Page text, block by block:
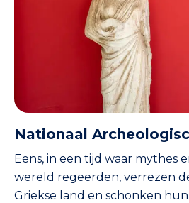
de hele wereld aan.
Plaka De geschiedenis van de
Nationaal
Eens, in een tijd waar mythes
wereld regeerden, verrezen
Griekse land en schonken